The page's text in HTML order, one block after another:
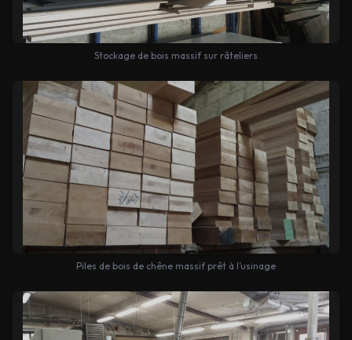
Stockage de bois massif sur râteliers
Piles de bois de chêne massif prêt à l’usinage